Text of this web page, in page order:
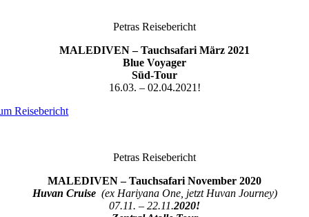
Petras Reisebericht
MALEDIVEN – Tauchsafari März 2021
Blue Voyager
Süd-Tour
16.03. – 02.04.2021!
Reisebericht
Petras Reisebericht
MALEDIVEN – Tauchsafari November 2020
Huvan Cruise (ex Hariyana One, jetzt Huvan Journey)
07.11. – 22.11.2020!